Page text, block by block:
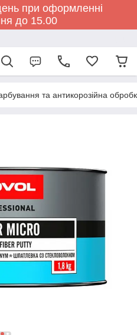
при оформленні
до 15.00
та антикорозійна